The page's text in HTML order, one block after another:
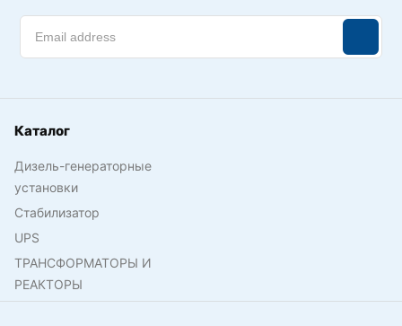
Каталог
Дизель-генераторные
установки
Стабилизатор
UPS
ТРАНСФОРМАТОРЫ И
РЕАКТОРЫ